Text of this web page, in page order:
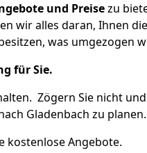
und Preisezu
wir alles daran, Ihnen
was umgezogen
für Sie.
Zögern Sie nicht und
Gladenbach zu planen.
kostenlose Angebote.